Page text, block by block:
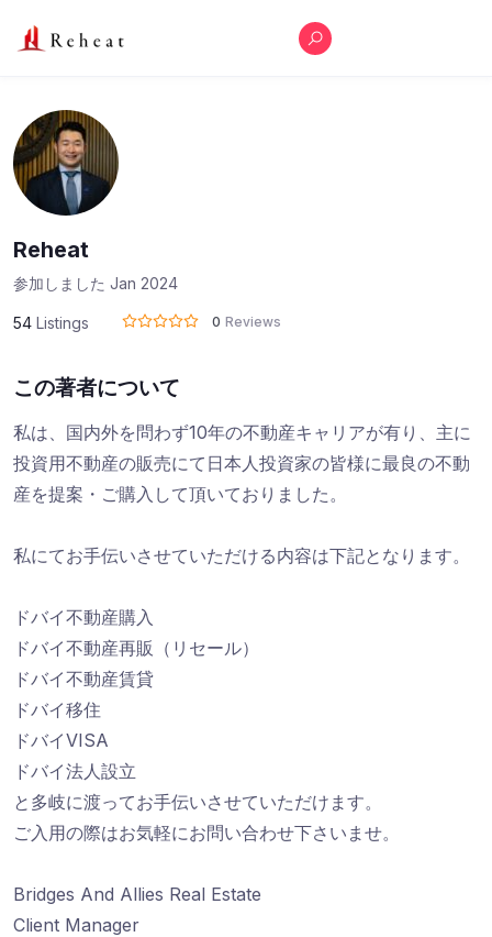
Reheat
参加しました Jan 2024
54 Listings 0 Reviews
この著者について
私は、国内外を問わず10年の不動産キャリアが有り、主に
投資用不動産の販売にて日本人投資家の皆様に最良の不動
産を提案・ご購入して頂いておりました。
私にてお手伝いさせていただける内容は下記となります。
ドバイ不動産購入
ドバイ不動産再販（リセール）
ドバイ不動産賃貸
ドバイ移住
ドバイVISA
ドバイ法人設立
と多岐に渡ってお手伝いさせていただけます。
ご入用の際はお気軽にお問い合わせ下さいませ。
Bridges And Allies Real Estate
Client Manager